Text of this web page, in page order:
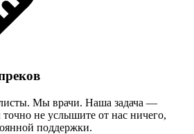
Мы врачи. Наша задача —
не услышите от нас ничего,
поддержки.